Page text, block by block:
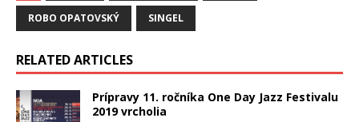
ROBO OPATOVSKÝ SINGEL
RELATED ARTICLES
Prípravy 11. ročníka One Day Jazz Festivalu
2019 vrcholia